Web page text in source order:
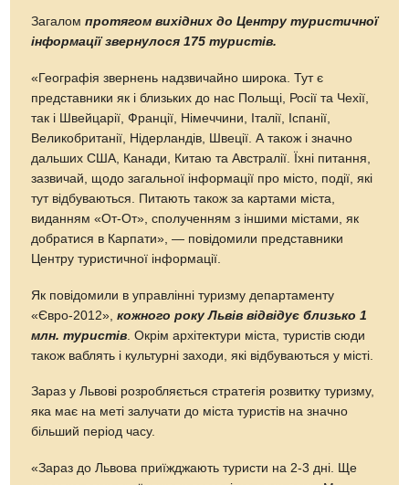
Загаломпротягом вихідних до Центру туристичної
інформації звернулося 175 туристів.
«Географія звернень надзвичайно широка. Тут є
представники як і близьких до нас Польщі, Росії та Чехії,
так і Швейцарії, Франції, Німеччини, Італії, Іспанії,
Великобританії, Нідерландів, Швеції. А також і значно
дальших США, Канади, Китаю та Австралії. Їхні питання,
зазвичай, щодо загальної інформації про місто, події, які
тут відбуваються. Питають також за картами міста,
виданням «От-От», сполученням з іншими містами, як
добратися в Карпати», — повідомили представники
Центру туристичної інформації.
Як повідомили в управлінні туризму департаменту
«Євро-2012»,кожного року Львів відвідує близько 1
млн. туристів . Окрім архітектури міста, туристів сюди
також ваблять і культурні заходи, які відбуваються у місті.
Зараз у Львові розробляється стратегія розвитку туризму,
яка має на меті залучати до міста туристів на значно
більший період часу.
«Зараз до Львова приїжджають туристи на 2-3 дні. Ще